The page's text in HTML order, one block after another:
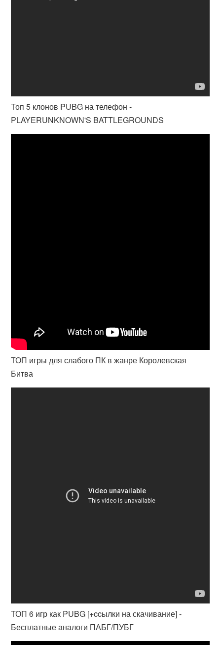
Топ 5 клонов PUBG на телефон -
PLAYERUNKNOWN'S BATTLEGROUNDS
ТОП игры для слабого ПК в жанре Королевская
Битва
ТОП 6 игр как PUBG [+ccылки на скачивание] -
Бесплатные аналоги ПАБГ/ПУБГ